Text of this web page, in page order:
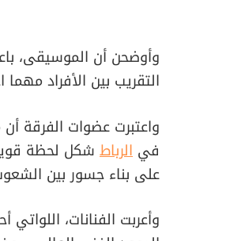
وأوضحن أن الموسيقى،
التقريب بين الأفراد
واعتبرت عضوات الفرقة
في الرباط شكل لحظة
على بناء جسور بين
وأعربت الفنانات،